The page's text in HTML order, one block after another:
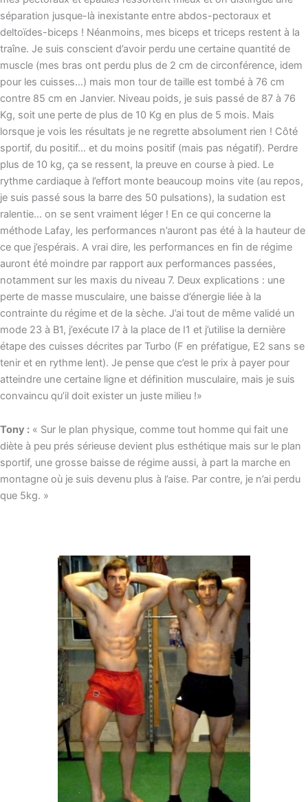
séparation jusque-là inexistante entre abdos-pectoraux et
deltoïdes-biceps ! Néanmoins, mes biceps et triceps restent à la
traîne. Je suis conscient d’avoir perdu une certaine quantité de
muscle (mes bras ont perdu plus de 2 cm de circonférence, idem
pour les cuisses…) mais mon tour de taille est tombé à 76 cm
contre 85 cm en Janvier. Niveau poids, je suis passé de 87 à 76
Kg, soit une perte de plus de 10 Kg en plus de 5 mois. Mais
lorsque je vois les résultats je ne regrette absolument rien ! Côté
sportif, du positif… et du moins positif (mais pas négatif). Perdre
plus de 10 kg, ça se ressent, la preuve en course à pied. Le
rythme cardiaque à l’effort monte beaucoup moins vite (au repos,
je suis passé sous la barre des 50 pulsations), la sudation est
ralentie… on se sent vraiment léger ! En ce qui concerne la
méthode Lafay, les performances n’auront pas été à la hauteur de
ce que j’espérais. A vrai dire, les performances en fin de régime
auront été moindre par rapport aux performances passées,
notamment sur les maxis du niveau 7. Deux explications : une
perte de masse musculaire, une baisse d’énergie liée à la
contrainte du régime et de la sèche. J’ai tout de même validé un
mode 23 à B1, j’exécute I7 à la place de I1 et j’utilise la dernière
étape des cuisses décrites par Turbo (F en préfatigue, E2 sans se
tenir et en rythme lent). Je pense que c’est le prix à payer pour
atteindre une certaine ligne et définition musculaire, mais je suis
convaincu qu’il doit exister un juste milieu !»
Tony : « Sur le plan physique, comme tout homme qui fait une
diète à peu prés sérieuse devient plus esthétique mais sur le plan
sportif, une grosse baisse de régime aussi, à part la marche en
montagne où je suis devenu plus à l’aise. Par contre, je n’ai perdu
que 5kg. »